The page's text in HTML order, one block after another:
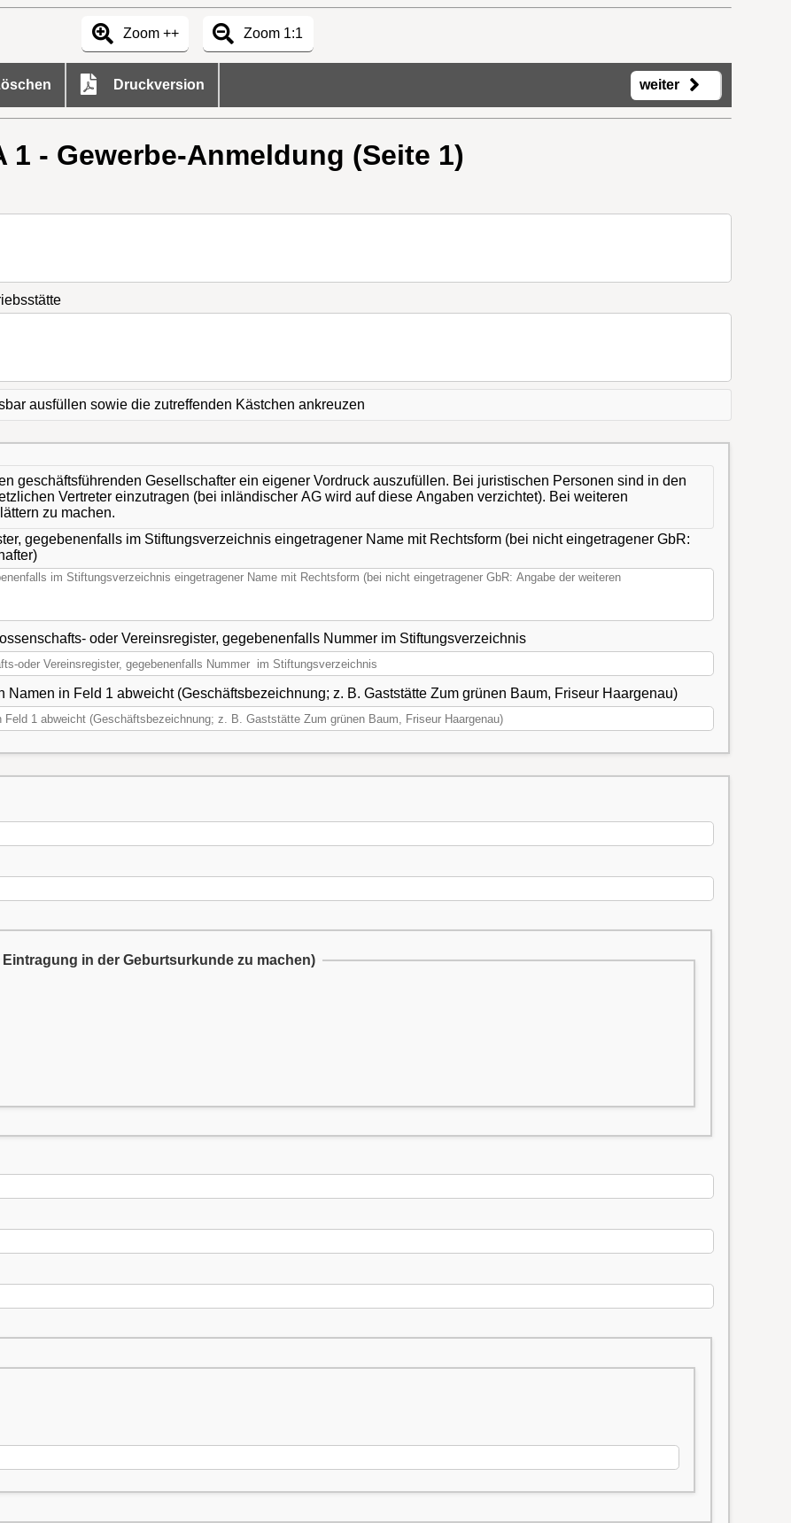
Zoom ++ Zoom 1:1
Druckversion weiter
1 - Gewerbe-Anmeldung (Seite 1)
ausfüllen sowie die zutreffenden Kästchen ankreuzen
geschäftsführenden Gesellschafter ein eigener Vordruck auszufüllen. Bei juristischen Personen sind in den
Vertreter einzutragen (bei inländischer AG wird auf diese Angaben verzichtet). Bei weiteren
zu machen.
gegebenenfalls im Stiftungsverzeichnis eingetragener Name mit Rechtsform (bei nicht eingetragener GbR:
2 Ort und Nummer des Eintrages im Handels-, Genossenschafts- oder Vereinsregister, gegebenenfalls Nummer im Stiftungsverzeichnis
in Feld 1 abweicht (Geschäftsbezeichnung; z. B. Gaststätte Zum grünen Baum, Friseur Haargenau)
in der Geburtsurkunde zu machen)